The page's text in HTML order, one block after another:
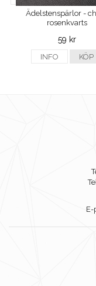
Ädelstenspärlor -
rosenkvarts
59 kr
INFO KÖP
E-